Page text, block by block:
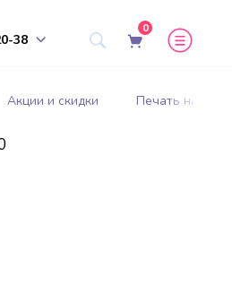
38
0
Акции и скидки Печать на